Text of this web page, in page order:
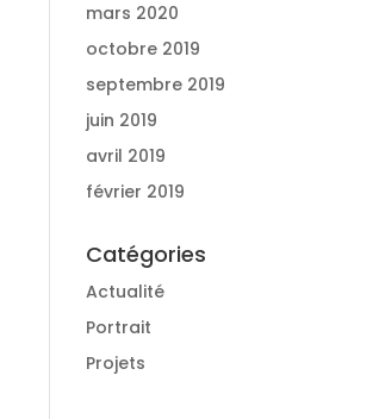
mars 2020
octobre 2019
septembre 2019
juin 2019
avril 2019
février 2019
Catégories
Actualité
Portrait
Projets